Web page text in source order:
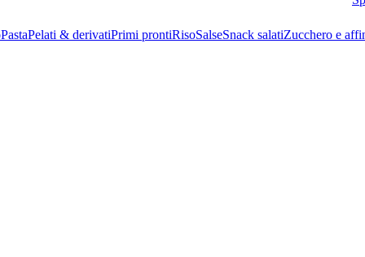
PastaPelati & derivatiPrimi prontiRisoSalseSnack salatiZucchero e